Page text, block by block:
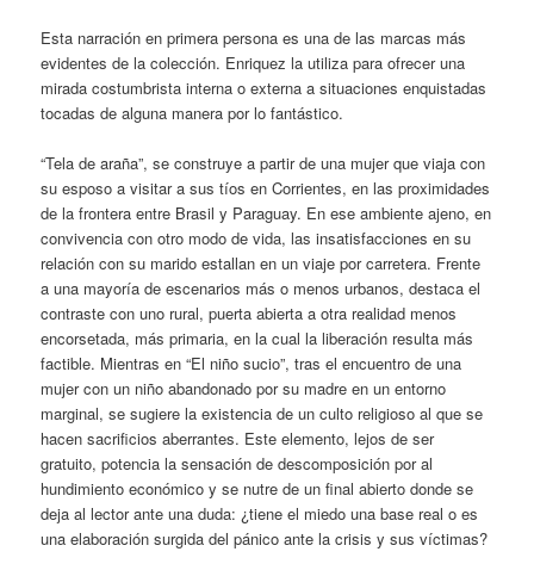
Esta narración en primera persona es una de las marcas más
evidentes de la colección. Enriquez la utiliza para ofrecer una
mirada costumbrista interna o externa a situaciones enquistadas
tocadas de alguna manera por lo fantástico.
“Tela de araña”, se construye a partir de una mujer que viaja con
su esposo a visitar a sus tíos en Corrientes, en las proximidades
de la frontera entre Brasil y Paraguay. En ese ambiente ajeno, en
convivencia con otro modo de vida, las insatisfacciones en su
relación con su marido estallan en un viaje por carretera. Frente
a una mayoría de escenarios más o menos urbanos, destaca el
contraste con uno rural, puerta abierta a otra realidad menos
encorsetada, más primaria, en la cual la liberación resulta más
factible. Mientras en “El niño sucio”, tras el encuentro de una
mujer con un niño abandonado por su madre en un entorno
marginal, se sugiere la existencia de un culto religioso al que se
hacen sacrificios aberrantes. Este elemento, lejos de ser
gratuito, potencia la sensación de descomposición por al
hundimiento económico y se nutre de un final abierto donde se
deja al lector ante una duda: ¿tiene el miedo una base real o es
una elaboración surgida del pánico ante la crisis y sus víctimas?